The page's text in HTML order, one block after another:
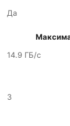
Да
14.9 ГБ/с
3